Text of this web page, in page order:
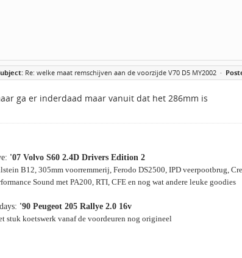
Re: welke maat remschijven aan de voorzijde V70 D5 MY2002 ·
ga er inderdaad maar vanuit dat het 286mm is
'07 Volvo S60 2.4D Drivers Edition 2
B12, 305mm voorremmerij, Ferodo DS2500, IPD veerpootbrug,
Sound met PA200, RTI, CFE en nog wat andere leuke goodies
'90 Peugeot 205 Rallye 2.0 16v
stuk koetswerk vanaf de voordeuren nog origineel